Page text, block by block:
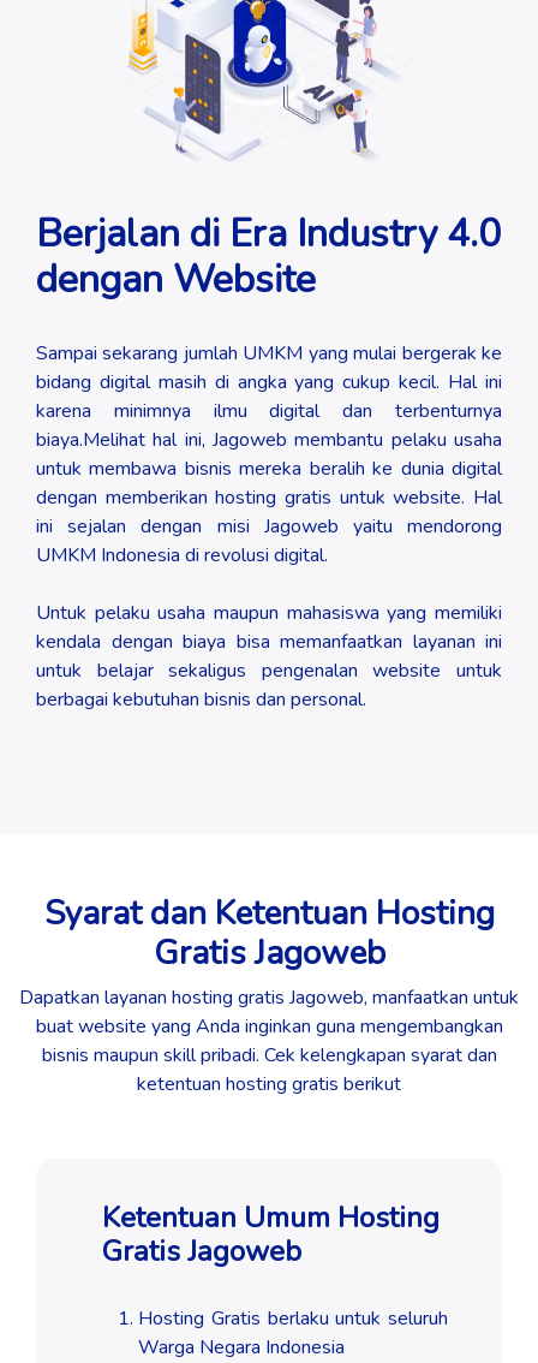
Berjalan di Era Industry 4.0
dengan Website
Sampai sekarang jumlah UMKM yang mulai bergerak ke
bidang digital masih di angka yang cukup kecil. Hal ini
karena minimnya ilmu digital dan terbenturnya
biaya.Melihat hal ini, Jagoweb membantu pelaku usaha
untuk membawa bisnis mereka beralih ke dunia digital
dengan memberikan hosting gratis untuk website. Hal
ini sejalan dengan misi Jagoweb yaitu mendorong
UMKM Indonesia di revolusi digital.
Untuk pelaku usaha maupun mahasiswa yang memiliki
kendala dengan biaya bisa memanfaatkan layanan ini
untuk belajar sekaligus pengenalan website untuk
berbagai kebutuhan bisnis dan personal.
Syarat dan Ketentuan Hosting
Gratis Jagoweb
Dapatkan layanan hosting gratis Jagoweb, manfaatkan untuk
buat website yang Anda inginkan guna mengembangkan
bisnis maupun skill pribadi. Cek kelengkapan syarat dan
ketentuan hosting gratis berikut
Ketentuan Umum Hosting
Gratis Jagoweb
Hosting Gratis berlaku untuk seluruh
Warga Negara Indonesia